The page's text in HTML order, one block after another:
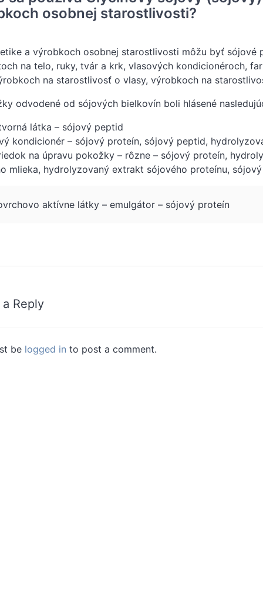
osobnej starostlivosti?
a výrobkoch osobnej starostlivosti môžu byť sójové
na telo, ruky, tvár a krk, vlasových kondicionéroch,
na starostlivosť o vlasy, výrobkoch na
odvodené od sójových bielkovín boli hlásené
látka – sójový peptid
kondicionér – sójový proteín, sójový peptid,
na úpravu pokožky – rôzne – sójový proteín,
mlieka, hydrolyzovaný extrakt sójového proteínu,
aktívne látky – emulgátor – sójový proteín
Reply
be logged in to post a comment.